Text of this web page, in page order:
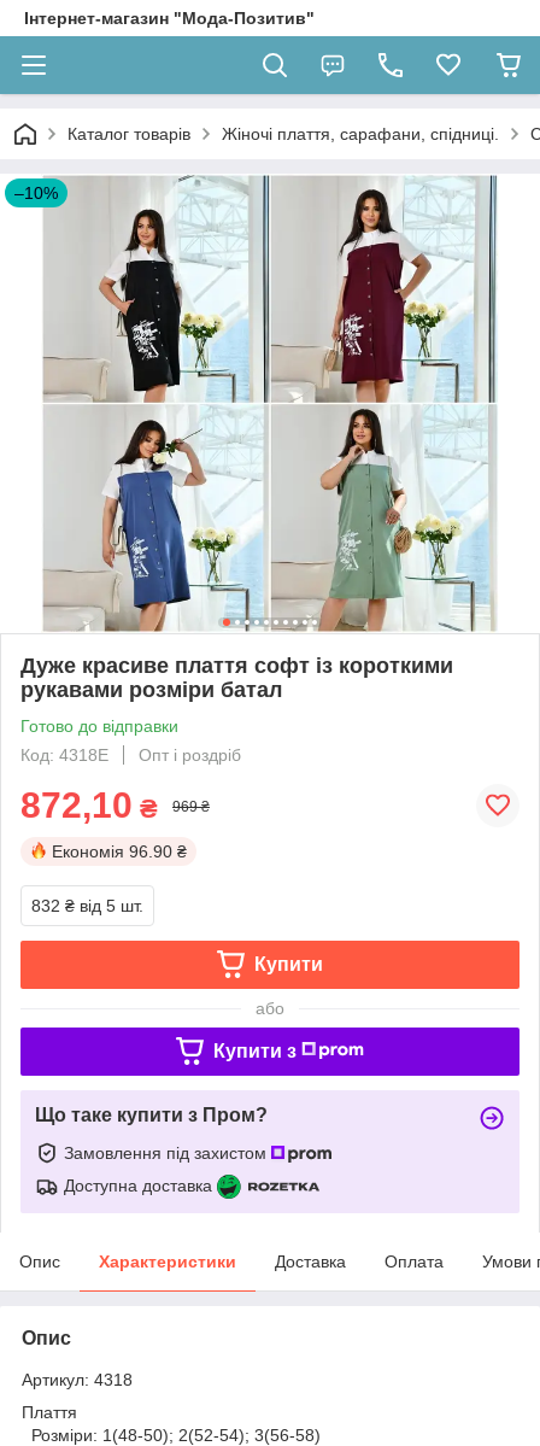
Інтернет-магазин "Мода-Позитив"
Каталог товарів Жіночі плаття, сарафани, спідниці.
–10%
Дуже красиве плаття софт із короткими
рукавами розміри батал
Готово до відправки
Код: 4318Е
Опт і роздріб
872,10 ₴ 969 ₴
Економія 96.90 ₴
832 ₴ від 5 шт.
Купити
або
Купити з
Що таке купити з Пром?
Замовлення під захистом
Доступна доставка
Опис Характеристики Доставка Оплата Умови
Опис
Артикул: 4318
Плаття
Розміри: 1(48-50); 2(52-54); 3(56-58)